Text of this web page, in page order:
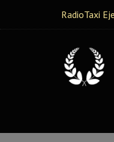
RadioTaxi